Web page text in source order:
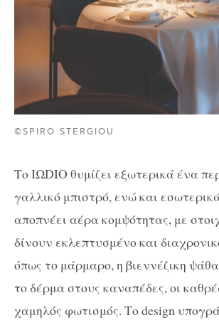
©SPIRO STERGIOU
ΤοIΩDIO θυμίζει εξωτερικά ένα
γαλλικό μπιστρό, ενώ και
αποπνέει αέρα κομψότητας, με
δίνουν εκλεπτυσμένο και
όπως το μάρμαρο, η βιεννέζικη
το δέρμα στους καναπέδες, οι
χαμηλός φωτισμός. Τοdesign